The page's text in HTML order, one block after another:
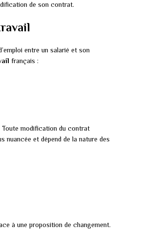
de son contrat.
entre un salarié et son
français :
Toute modification du contrat
nuancée et dépend de la nature des
à une proposition de changement.